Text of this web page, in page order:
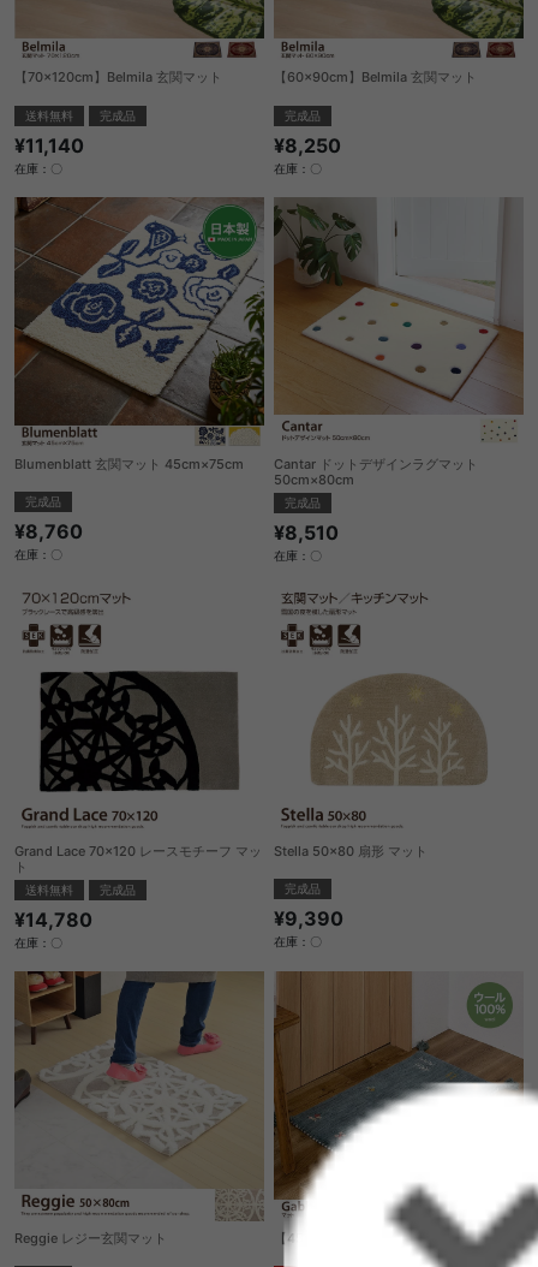
【70×120cm】Belmila 玄関マット
送料無料 完成品
¥11,140
在庫：〇
【60×90cm】Belmila 玄関マット
完成品
¥8,250
在庫：〇
Blumenblatt 玄関マット 45cm×75cm
完成品
¥8,760
在庫：〇
Cantar ドットデザインラグマット
50cm×80cm
完成品
¥8,510
在庫：〇
Grand Lace 70×120 レースモチーフ マッ
ト
送料無料 完成品
¥14,780
在庫：〇
Stella 50×80 扇形 マット
完成品
¥9,390
在庫：〇
Reggie レジー玄関マット 【45cm×75cm】マット